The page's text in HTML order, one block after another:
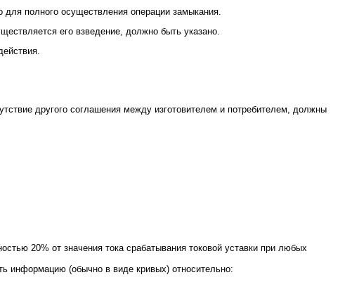
полного осуществления операции замыкания.
его взведение, должно быть указано.
другого соглашения между изготовителем и потребителем, должны
20% от значения тока срабатывания токовой уставки при любых
информацию (обычно в виде кривых) относительно: